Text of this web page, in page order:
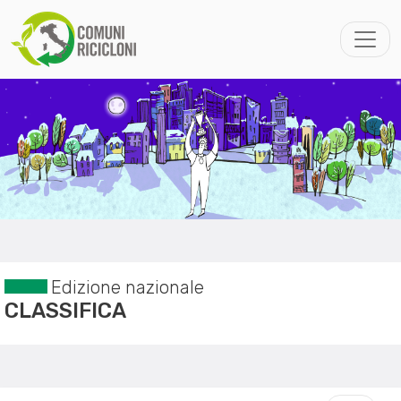
Edizione nazionale
CLASSIFICA